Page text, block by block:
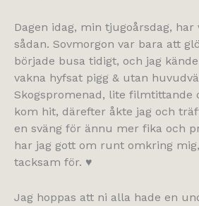
Dagen idag, min tjugoårsdag, har
sådan. Sovmorgon var bara att
började busa tidigt, och jag
vakna hyfsat pigg & utan
Skogspromenad, lite filmtittande
kom hit, därefter åkte jag och
en sväng för ännu mer fika och
har jag gott om runt omkring
tacksam för. ♥
Jag hoppas att ni alla hade en